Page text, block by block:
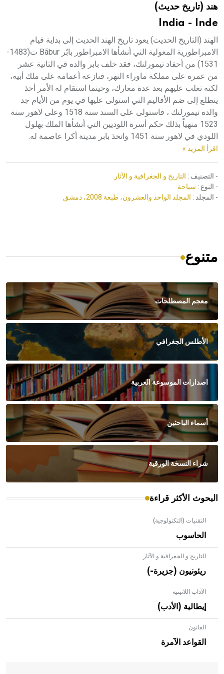
هيئة الموسوعة العربية تطلق موسوعات جديدة في عام 2026هند (تاريخ حديث)
India - Inde
الهند (التاريخ الحديث) يعود تاريخ الهند الحديث إلى بداية قيام
الامبراطورية المغولية التي أنشأها الامبراطور بابُر Bãbur ت(1483-
1531) من أحفاد تيمورلنك، فقد خلف بابر والده في الثانية عشر
من عمره على مملكة ماوراء النهر، فنازعه أعمامه على ملك أبيه،
لكنه تغلب عليهم بعد عدة معارك، وحينما استقام له الأمر أخذ
يتطلع إلى ضم الأقاليم التي استولى عليها في يوم من الأيام جد
والده تيمورلنك ، فاستولى على السند سنة 1518 وعلى لاهور سنة
1523 منهياً بذلك حكم أسرة اللوديين التي أنشأها الملك بهلول
اللودي في لاهور سنة 1451 واتخذ بابر مدينة أكرا عاصمة له.
اقرأ المزيد »
- التصنيف : التاريخ و الجغرافية و الآثار
- النوع : سياحة
- المجلد : المجلد الواحد والعشرون، طبعة 2008، دمشق
متنوع
معجم المصطلحات
الأطلس الجغرافي
اصدارات الموسوعة العربية
أسماء الباحثين
شراء النسخة الورقية
البحوث الأكثر قراءة
التقنيات (التكنولوجية)
الحاسوب
التاريخ و الجغرافية و الآثار
ريئونيون (جزيرة-)
الآداب اللاتينية
إيطالية (الأدب)
القانون
القواعد الآمرة
- هل تعلم أن الأبلق نوع من الفنون الهندسية التي ارتبطت
بالعمارة الإسلامية في بلاد الشام ومصر خاصة، حيث يحرص
المعمار على بناء مداميكه وخاصة في الواجهات